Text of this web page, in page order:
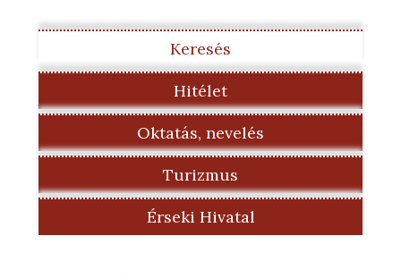
Keresés
Hitélet
Oktatás, nevelés
Turizmus
Érseki Hivatal